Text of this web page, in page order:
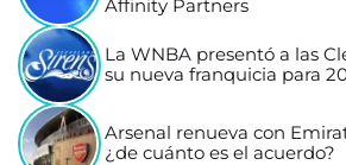
Affinity Partners
La WNBA presentó a las
su nueva franquicia para
Arsenal renueva con
¿de cuánto es el acuerdo?